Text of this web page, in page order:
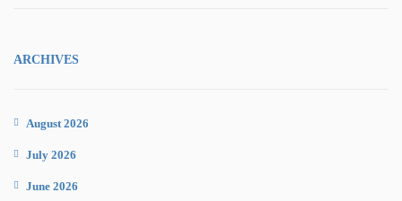
ARCHIVES
August 2026
July 2026
June 2026